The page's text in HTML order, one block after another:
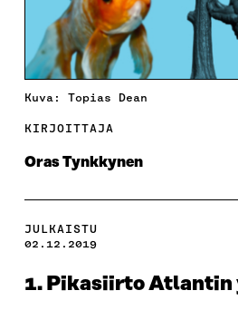
Kuva: Topias Dean
KIRJOITTAJA
Oras Tynkkynen
JULKAISTU
02.12.2019
1. Pikasiirto Atlantin